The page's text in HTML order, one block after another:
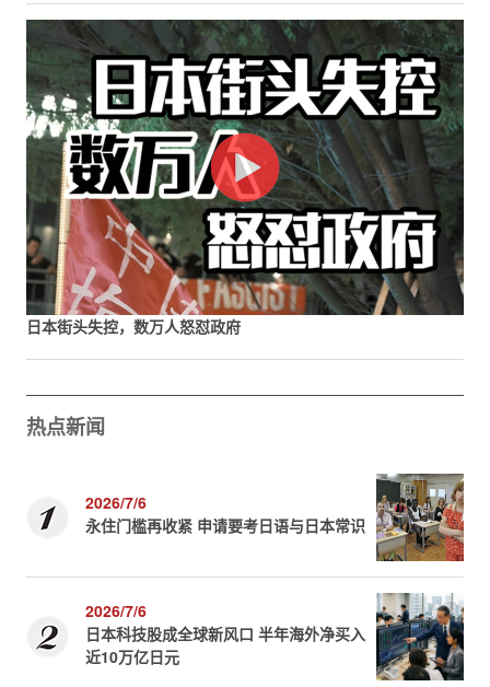
日本街头失控，数万人怒怼政府
热点新闻
2026/7/6
永住门槛再收紧 申请要考日语与日本常识
2026/7/6
日本科技股成全球新风口 半年海外净买入
近10万亿日元